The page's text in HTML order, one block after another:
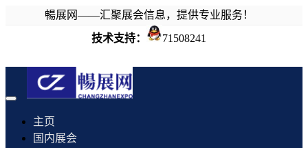
暢展网——汇聚展会信息，提供专业服务！
技术支持：
71508241
Toggle
navigation
主页
国内展会